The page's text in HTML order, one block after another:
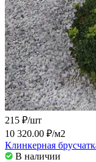
215 ₽/шт
10 320.00 ₽/м2
Клинкерная
В наличии